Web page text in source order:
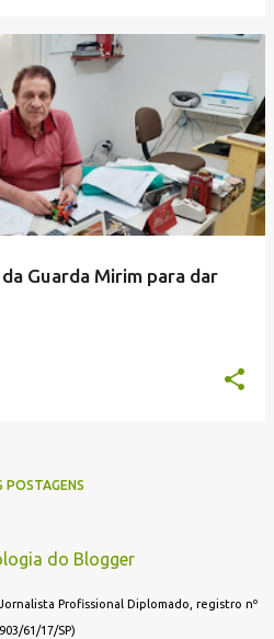
Guarda Mirim para dar
POSTAGENS
do Blogger
Profissional Diplomado, registro nº
61/17/SP)